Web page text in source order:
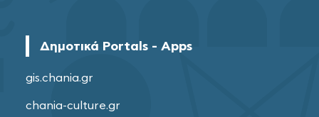
Δημοτικά Portals - Apps
gis.chania.gr
chania-culture.gr